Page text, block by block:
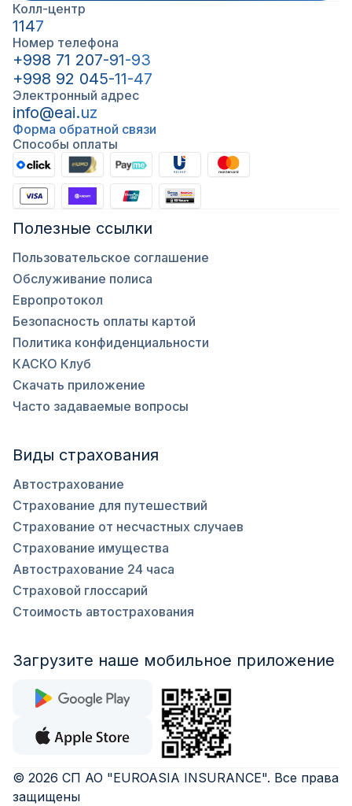
Колл-центр
1147
Номер телефона
+998 71 207-91-93
+998 92 045-11-47
Электронный адрес
info@eai.uz
Форма обратной связи
Способы оплаты
Полезные ссылки
Пользовательское соглашение
Обслуживание полиса
Европротокол
Безопасность оплаты картой
Политика конфиденциальности
КАСКО Клуб
Скачать приложение
Часто задаваемые вопросы
Виды страхования
Автострахование
Страхование для путешествий
Страхование от несчастных случаев
Страхование имущества
Автострахование 24 часа
Страховой глоссарий
Стоимость автострахования
Загрузите наше мобильное приложение
© 2026 СП АО "EUROASIA INSURANCE". Все права
защищены